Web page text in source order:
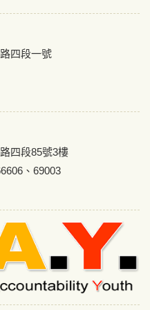
四段一號
四段85號3樓
、69003